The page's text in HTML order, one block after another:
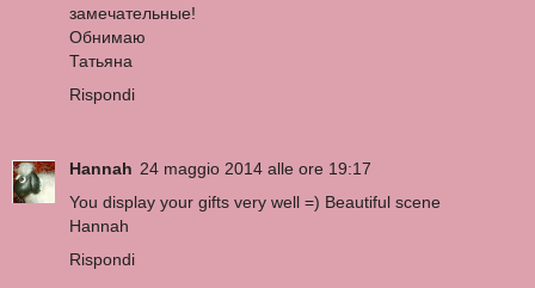
замечательные!
Обнимаю
Татьяна
Rispondi
Hannah 24 maggio 2014 alle ore 19:17
You display your gifts very well =) Beautiful scene
Hannah
Rispondi